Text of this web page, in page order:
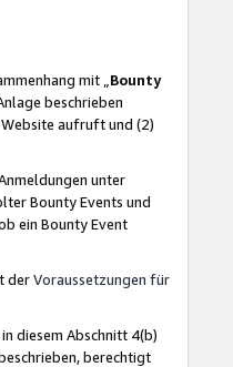
mit „ Bounty
beschrieben
aufruft und (2)
unter
Bounty Events und
ein Bounty Event
derVoraussetzungen für
diesem Abschnitt 4(b)
berechtigt